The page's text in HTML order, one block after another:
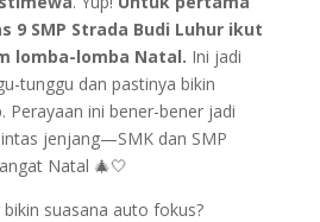
9 SMP Strada Budi Luhur ikut
lomba-lomba Natal. Ini jadi
tunggu dan pastinya bikin
Perayaan ini bener-bener jadi
jenjang—SMK dan SMP
Natal 🎄🤍
suasana auto fokus?